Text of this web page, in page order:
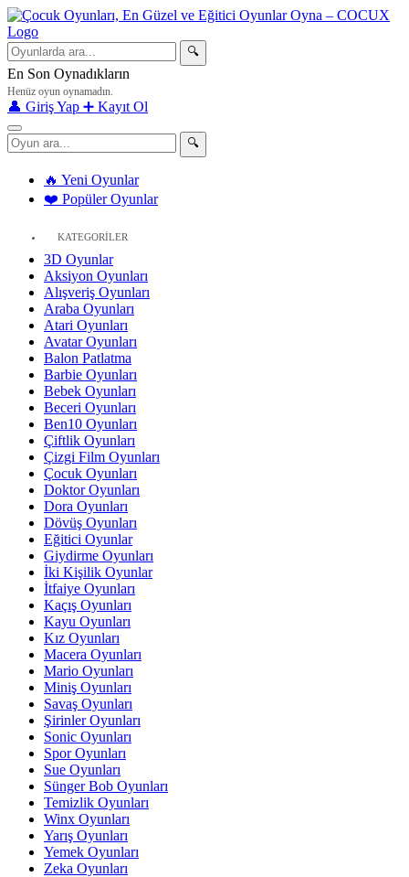
🔍
En Son Oynadıkların
Henüz oyun oynamadın.
👤 Giriş Yap ➕ Kayıt Ol
🔍
🔥 Yeni Oyunlar
❤️ Popüler Oyunlar
KATEGORİLER
3D Oyunlar
Aksiyon Oyunları
Alışveriş Oyunları
Araba Oyunları
Atari Oyunları
Avatar Oyunları
Balon Patlatma
Barbie Oyunları
Bebek Oyunları
Beceri Oyunları
Ben10 Oyunları
Çiftlik Oyunları
Çizgi Film Oyunları
Çocuk Oyunları
Doktor Oyunları
Dora Oyunları
Dövüş Oyunları
Eğitici Oyunlar
Giydirme Oyunları
İki Kişilik Oyunlar
İtfaiye Oyunları
Kaçış Oyunları
Kayu Oyunları
Kız Oyunları
Macera Oyunları
Mario Oyunları
Miniş Oyunları
Savaş Oyunları
Şirinler Oyunları
Sonic Oyunları
Spor Oyunları
Sue Oyunları
Sünger Bob Oyunları
Temizlik Oyunları
Winx Oyunları
Yarış Oyunları
Yemek Oyunları
Zeka Oyunları